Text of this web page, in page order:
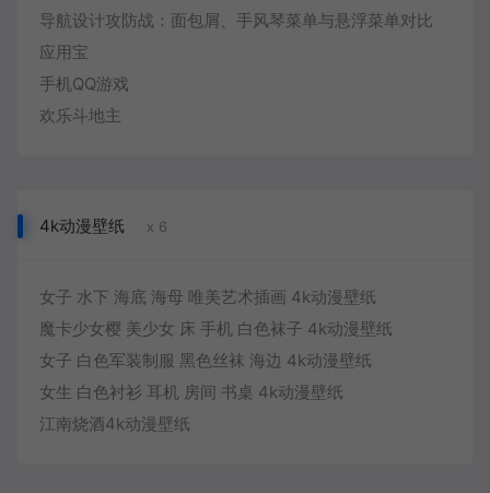
导航设计攻防战：面包屑、手风琴菜单与悬浮菜单对比
应用宝
手机QQ游戏
欢乐斗地主
4k动漫壁纸 x 6
女子 水下 海底 海母 唯美艺术插画 4k动漫壁纸
魔卡少女樱 美少女 床 手机 白色袜子 4k动漫壁纸
女子 白色军装制服 黑色丝袜 海边 4k动漫壁纸
女生 白色衬衫 耳机 房间 书桌 4k动漫壁纸
江南烧酒4k动漫壁纸